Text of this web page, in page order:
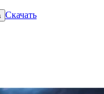
Скачать